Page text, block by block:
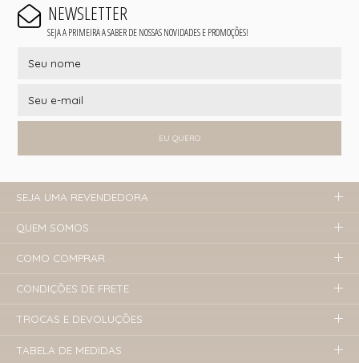
NEWSLETTER
SEJA A PRIMEIRA A SABER DE NOSSAS NOVIDADES E PROMOÇÕES!
EU QUERO
SEJA UMA REVENDEDORA
QUEM SOMOS
COMO COMPRAR
CONDIÇÕES DE FRETE
TROCAS E DEVOLUÇÕES
TABELA DE MEDIDAS